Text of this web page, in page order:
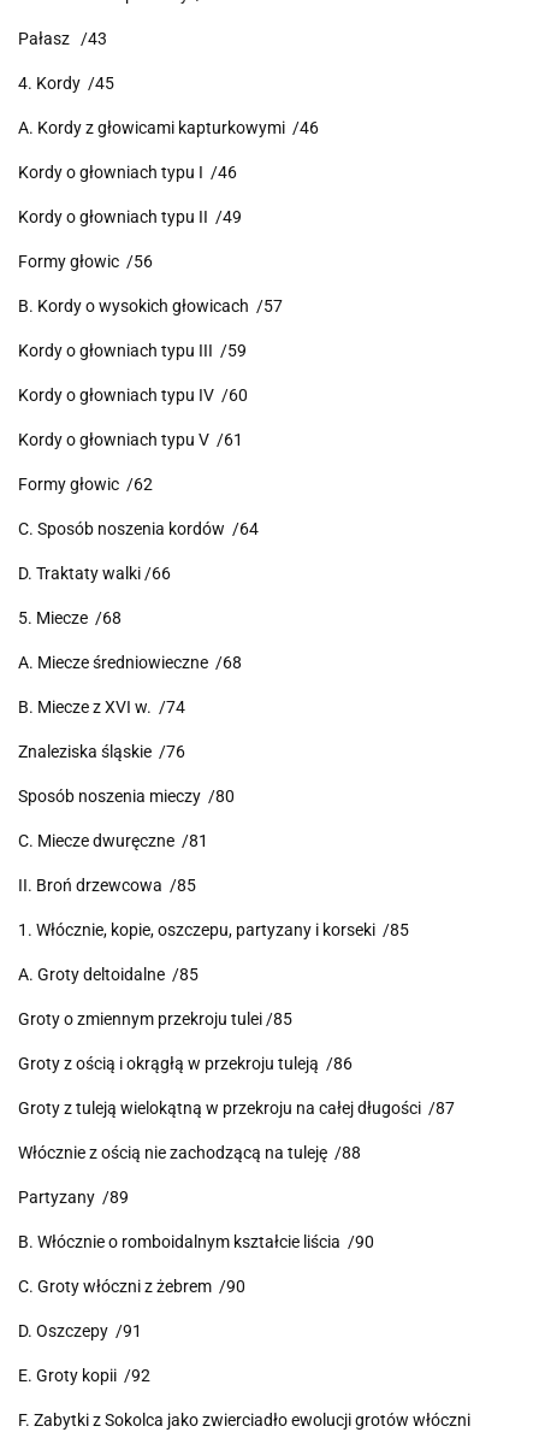
Pałasz /43
4. Kordy /45
A. Kordy z głowicami kapturkowymi /46
Kordy o głowniach typu I /46
Kordy o głowniach typu II /49
Formy głowic /56
B. Kordy o wysokich głowicach /57
Kordy o głowniach typu III /59
Kordy o głowniach typu IV /60
Kordy o głowniach typu V /61
Formy głowic /62
C. Sposób noszenia kordów /64
D. Traktaty walki /66
5. Miecze /68
A. Miecze średniowieczne /68
B. Miecze z XVI w. /74
Znaleziska śląskie /76
Sposób noszenia mieczy /80
C. Miecze dwuręczne /81
II. Broń drzewcowa /85
1. Włócznie, kopie, oszczepu, partyzany i korseki /85
A. Groty deltoidalne /85
Groty o zmiennym przekroju tulei /85
Groty z ością i okrągłą w przekroju tuleją /86
Groty z tuleją wielokątną w przekroju na całej długości /87
Włócznie z ością nie zachodzącą na tuleję /88
Partyzany /89
B. Włócznie o romboidalnym kształcie liścia /90
C. Groty włóczni z żebrem /90
D. Oszczepy /91
E. Groty kopii /92
F. Zabytki z Sokolca jako zwierciadło ewolucji grotów włóczni